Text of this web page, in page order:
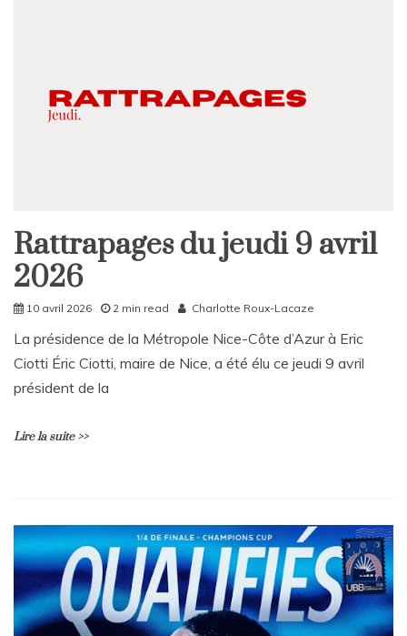
Rattrapages
Rattrapages
Rattrapages du jeudi 9 avril
2026
10 avril 2026 2 min read Charlotte Roux-Lacaze
La présidence de la Métropole Nice-Côte d’Azur à Eric
Ciotti Éric Ciotti, maire de Nice, a été élu ce jeudi 9 avril
président de la
Lire la suite >>